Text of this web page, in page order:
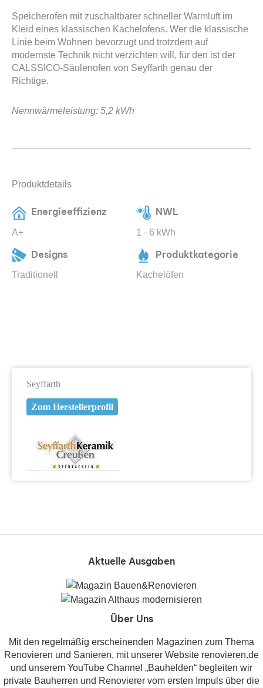
Speicherofen mit zuschaltbarer schneller Warmluft im
Kleid eines klassischen Kachelofens. Wer die klassische
Linie beim Wohnen bevorzugt und trotzdem auf
modernste Technik nicht verzichten will, für den ist der
CALSSICO-Säulenofen von Seyffarth genau der
Richtige.
Nennwärmeleistung: 5,2 kWh
Produktdetails
Energieeffizienz
A+
NWL
1 - 6 kWh
Designs
Traditionell
Produktkategorie
Kachelöfen
Seyffarth
Zum Herstellerprofil
Aktuelle Ausgaben
Über Uns
Mit den regelmäßig erscheinenden Magazinen zum Thema
Renovieren und Sanieren, mit unserer Website renovieren.de
und unserem YouTube Channel „Bauhelden“ begleiten wir
private Bauherren und Renovierer vom ersten Impuls über die